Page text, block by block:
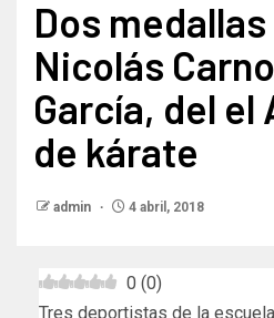
Dos
Nicolás
García, del el
de kárate
admin 4 abril, 2018
0 (0)
Tres deportistas de la